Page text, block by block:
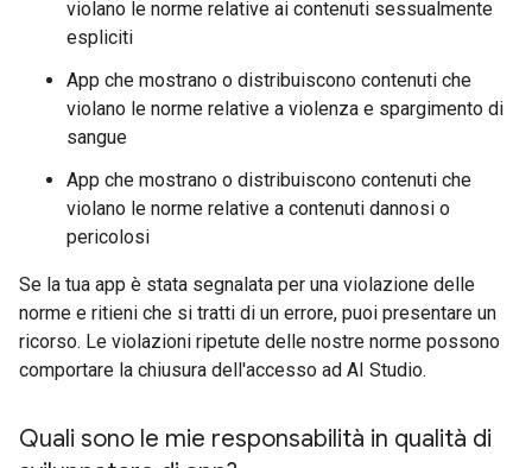
violano le norme relative ai contenuti sessualmente
espliciti
App che mostrano o distribuiscono contenuti che
violano le norme relative a violenza e spargimento di
sangue
App che mostrano o distribuiscono contenuti che
violano le norme relative a contenuti dannosi o
pericolosi
Se la tua app è stata segnalata per una violazione delle
norme e ritieni che si tratti di un errore, puoi presentare un
ricorso. Le violazioni ripetute delle nostre norme possono
comportare la chiusura dell'accesso ad AI Studio.
Quali sono le mie responsabilità in qualità di